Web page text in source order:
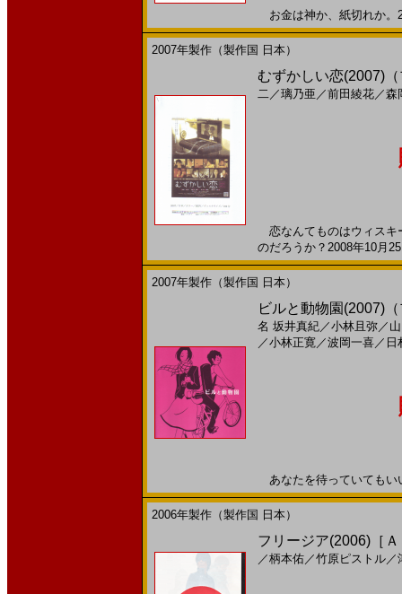
お金は神か、紙切れか
2007年製作（製作国 日本）
むずかしい恋(2007)
二／璃乃亜 ／前田綾花／森
恋なんてものはウィスキ
のだろうか？2008年10
2007年製作（製作国 日本）
ビルと動物園(2007)
名 坂井真紀／小林且弥／
／小林正寛／波岡一喜／ 日
あなたを待っていても
2006年製作（製作国 日本）
フリージア(2006)［
／柄本佑／竹原ピストル／